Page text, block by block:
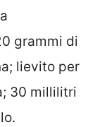
grammi di
lievito per
30 millilitri